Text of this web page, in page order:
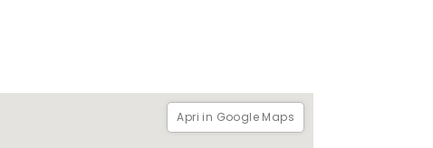
Apri in Google Maps